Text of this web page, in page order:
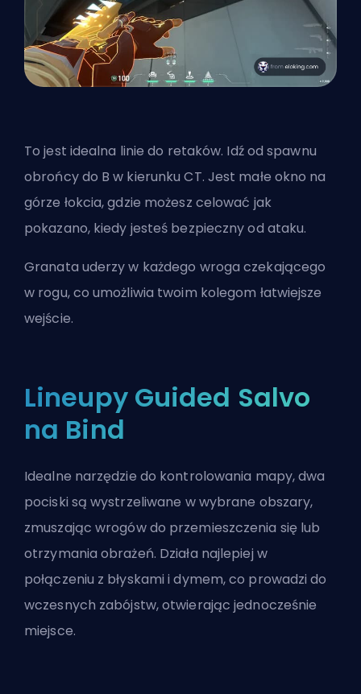
To jest idealna linie do retaków. Idź od spawnu
obrońcy do B w kierunku CT. Jest małe okno na
górze łokcia, gdzie możesz celować jak
pokazano, kiedy jesteś bezpieczny od ataku.
Granata uderzy w każdego wroga czekającego
w rogu, co umożliwia twoim kolegom łatwiejsze
wejście.
Lineupy Guided Salvo
na Bind
Idealne narzędzie do kontrolowania mapy, dwa
pociski są wystrzeliwane w wybrane obszary,
zmuszając wrogów do przemieszczenia się lub
otrzymania obrażeń. Działa najlepiej w
połączeniu z błyskami i dymem, co prowadzi do
wczesnych zabójstw, otwierając jednocześnie
miejsce.